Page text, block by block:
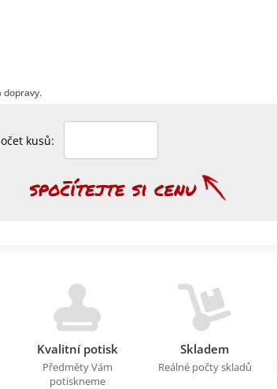
dopravy.
kusů:
Kvalitní potisk
Předměty Vám
potiskneme
Skladem
Reálné počty skladů